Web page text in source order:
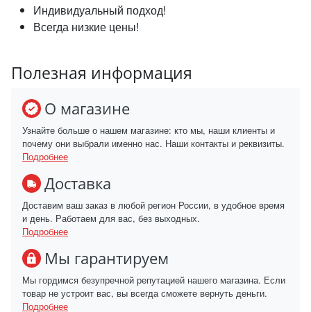
Индивидуальный подход!
Всегда низкие цены!
Полезная информация
О магазине
Узнайте больше о нашем магазине: кто мы, наши клиенты и
почему они выбрали именно нас. Наши контакты и реквизиты.
Подробнее
Доставка
Доставим ваш заказ в любой регион России, в удобное время
и день. Работаем для вас, без выходных.
Подробнее
Мы гарантируем
Мы гордимся безупречной репутацией нашего магазина. Если
товар не устроит вас, вы всегда сможете вернуть деньги.
Подробнее